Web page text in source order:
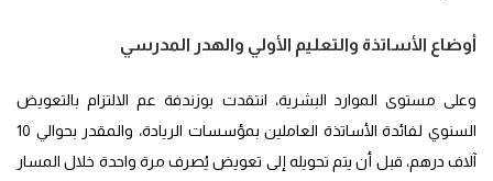
أوضاع الأساتذة والتعليم الأولي والهدر المدرسي
وعلى مستوى الموارد البشرية، انتقدت بوزندفة عم الالتزام بالتعويض
السنوي لفائدة الأساتذة العاملين بمؤسسات الريادة، والمقدر بحوالي 10
آلاف درهم، قبل أن يتم تحويله إلى تعويض يُصرف مرة واحدة خلال المسار